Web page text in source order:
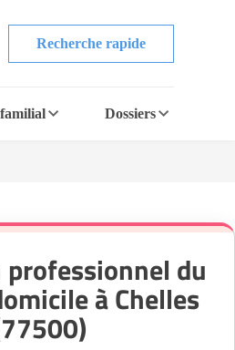
Recherche rapide
Dossiers
professionnel du
à Chelles